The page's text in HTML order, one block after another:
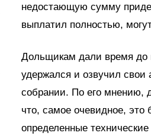
недостающую сумму
выплатил полностью,
Дольщикам дали время до
удержался и озвучил свои
собрании. По его мнению,
что, самое очевидное,
определенные